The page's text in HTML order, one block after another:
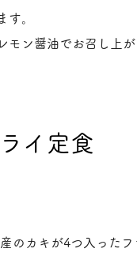
す。
モン醤油でお召し上が
イ定食
のカキが4つ入った